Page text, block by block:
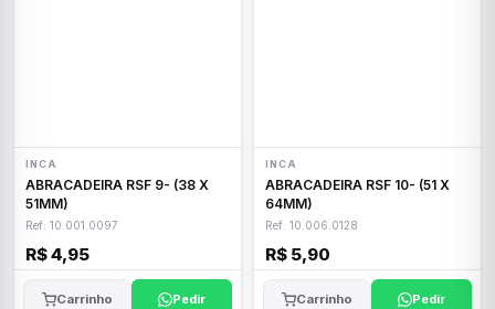
INCA
ABRACADEIRA RSF 9- (38 X
51MM)
Ref: 10.001.0097
R$ 4,95
Carrinho Pedir
INCA
ABRACADEIRA RSF 10- (51 X
64MM)
Ref: 10.006.0128
R$ 5,90
Carrinho Pedir